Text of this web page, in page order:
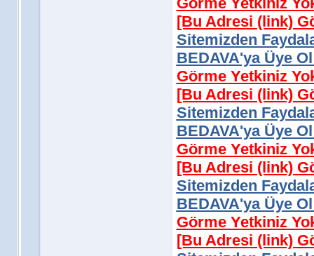
[Bu Adresi (link)
Sitemizden
BEDAVA'ya Üye
Görme Yetkiniz
[Bu Adresi (link)
Sitemizden
BEDAVA'ya Üye
Görme Yetkiniz
[Bu Adresi (link)
Sitemizden
BEDAVA'ya Üye
Görme Yetkiniz
[Bu Adresi (link)